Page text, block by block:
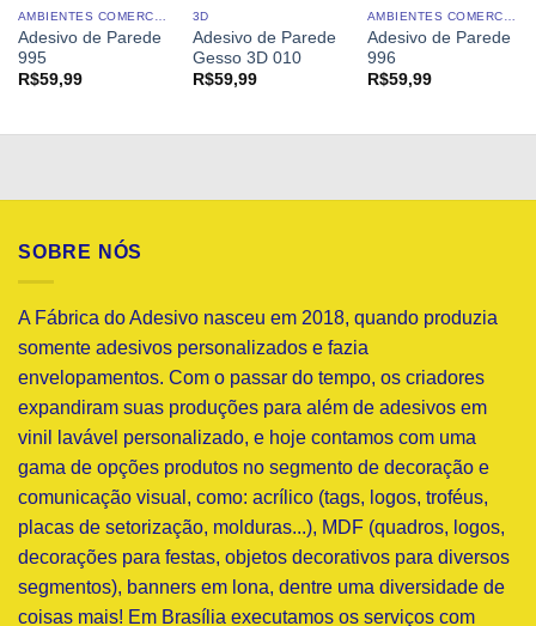
AMBIENTES COMERCIAIS
Adesivo de Parede
995
R$59,99
3D
Adesivo de Parede
Gesso 3D 010
R$59,99
AMBIENTES COMERCIAIS
Adesivo de Parede
996
R$59,99
SOBRE NÓS
A Fábrica do Adesivo nasceu em 2018, quando produzia
somente adesivos personalizados e fazia
envelopamentos. Com o passar do tempo, os criadores
expandiram suas produções para além de adesivos em
vinil lavável personalizado, e hoje contamos com uma
gama de opções produtos no segmento de decoração e
comunicação visual, como: acrílico (tags, logos, troféus,
placas de setorização, molduras...), MDF (quadros, logos,
decorações para festas, objetos decorativos para diversos
segmentos), banners em lona, dentre uma diversidade de
coisas mais! Em Brasília executamos os serviços com